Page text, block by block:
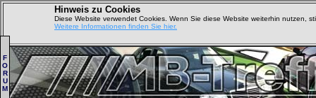
Hinweis zu Cookies
Diese Website verwendet Cookies. Wenn Sie diese Website weiterhin nutzen,
Weitere Informationen finden Sie hier.
F
O
R
U
M